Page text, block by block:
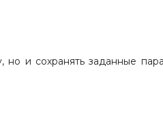
но и сохранять заданные